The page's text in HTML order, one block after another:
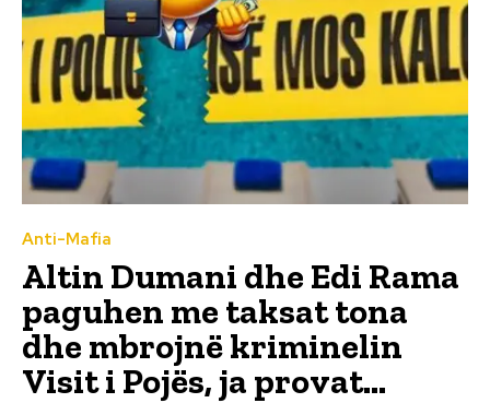
Anti-Mafia
Altin Dumani dhe Edi Rama
paguhen me taksat tona
dhe mbrojnë kriminelin
Visit i Pojës, ja provat…